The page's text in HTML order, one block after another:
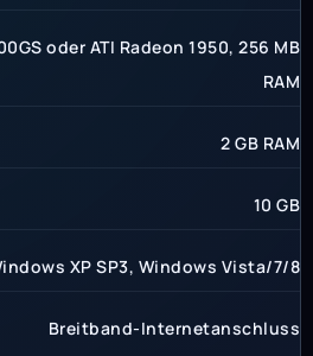
oder ATI Radeon 1950, 256 MB
RAM
2 GB RAM
10 GB
XP SP3, Windows Vista/7/8
Breitband-Internetanschluss